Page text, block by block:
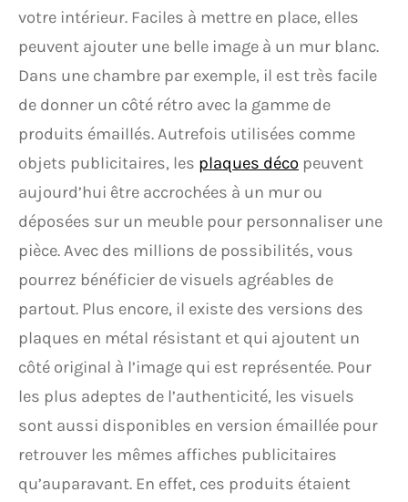
votre intérieur. Faciles à mettre en place, elles
peuvent ajouter une belle image à un mur blanc.
Dans une chambre par exemple, il est très facile
de donner un côté rétro avec la gamme de
produits émaillés. Autrefois utilisées comme
objets publicitaires, les plaques déco peuvent
aujourd’hui être accrochées à un mur ou
déposées sur un meuble pour personnaliser une
pièce. Avec des millions de possibilités, vous
pourrez bénéficier de visuels agréables de
partout. Plus encore, il existe des versions des
plaques en métal résistant et qui ajoutent un
côté original à l’image qui est représentée. Pour
les plus adeptes de l’authenticité, les visuels
sont aussi disponibles en version émaillée pour
retrouver les mêmes affiches publicitaires
qu’auparavant. En effet, ces produits étaient